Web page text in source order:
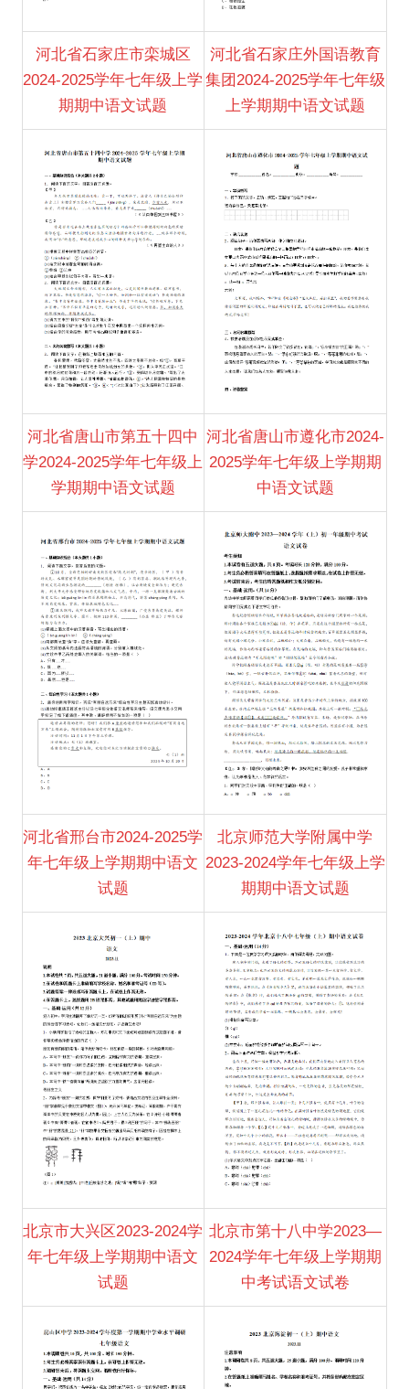
河北省石家庄市栾城区
2024-2025学年七年级上学
期期中语文试题
河北省石家庄外国语教育
集团2024-2025学年七年级
上学期期中语文试题
河北省唐山市第五十四中
学2024-2025学年七年级上
学期期中语文试题
河北省唐山市遵化市2024-
2025学年七年级上学期期
中语文试题
河北省邢台市2024-2025学
年七年级上学期期中语文
试题
北京师范大学附属中学
2023-2024学年七年级上学
期期中语文试题
北京市大兴区2023-2024学
年七年级上学期期中语文
试题
北京市第十八中学2023—
2024学年七年级上学期期
中考试语文试卷